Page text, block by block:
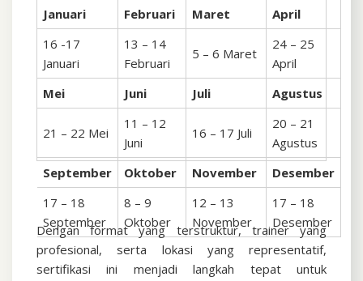
Januari Februari Maret
April
16 -17
Januari
13 – 14
Februari
5 – 6 Maret
24 – 25
April
Mei
Juni Juli Agustus
21 – 22 Mei
11 – 12
Juni
16 – 17 Juli
20 – 21
Agustus
September
Oktober November
Desember
17 – 18
September
8 – 9
Oktober
12 – 13
November
17 – 18
Desember
Dengan format yang terstruktur, trainer yang
profesional, serta lokasi yang representatif,
sertifikasi ini menjadi langkah tepat untuk